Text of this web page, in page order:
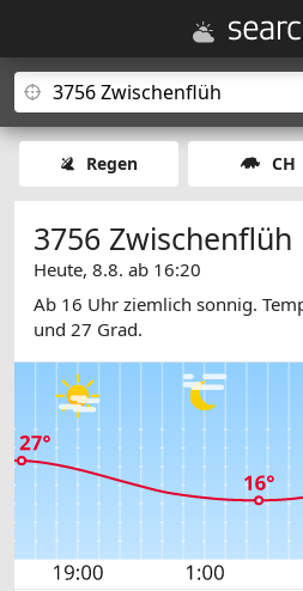
Regen CH
3756 Zwischenflüh
Heute, 8.8. ab 16:20
Ab 16 Uhr ziemlich sonnig.
und 27 Grad.